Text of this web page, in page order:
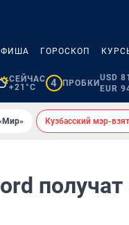
ГОРОСКОП
СЕЙЧАС
+21°C
4 ПРОБКИ
USD
EUR
Кузбасский мэр-